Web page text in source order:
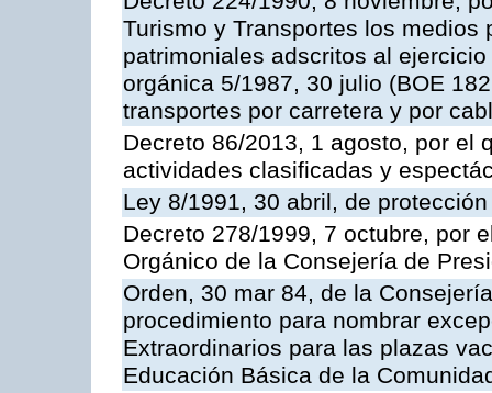
Turismo y Transportes los
patrimoniales adscritos al
orgánica 5/1987, 30 julio (BOE
transportes por carretera y por
Decreto 86/2013, 1 agosto, por el
actividades clasificadas y
Ley 8/1991, 30 abril, de
Decreto 278/1999, 7 octubre, por
Orgánico de la Consejería de
Orden, 30 mar 84, de la
procedimiento para nombrar
Extraordinarios para las plazas
Educación Básica de la